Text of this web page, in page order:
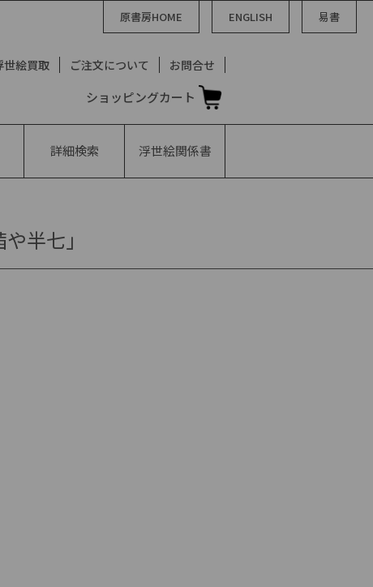
原書房HOME ENGLISH 易書
世絵買取 ご注文について お問合せ
ショッピングカート
詳細検索 浮世絵関係書
半七」